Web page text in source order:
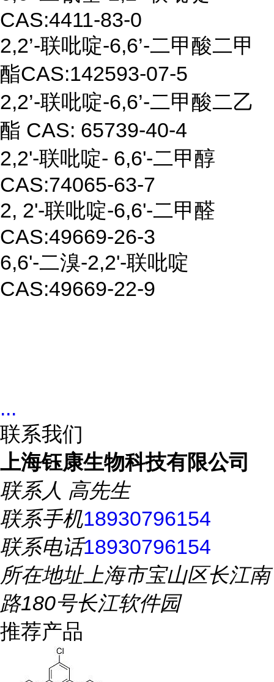
CAS:4411-83-0
2,2’-联吡啶-6,6’-二甲酸二甲
酯CAS:142593-07-5
2,2’-联吡啶-6,6’-二甲酸二乙
酯 CAS: 65739-40-4
2,2'-联吡啶- 6,6'-二甲醇
CAS:74065-63-7
2, 2'-联吡啶-6,6'-二甲醛
CAS:49669-26-3
6,6'-二溴-2,2'-联吡啶
CAS:49669-22-9
...
联系我们
上海钰康生物科技有限公司
联系人 高先生
联系手机18930796154
联系电话18930796154
所在地址上海市宝山区长江南
路180号长江软件园
推荐产品